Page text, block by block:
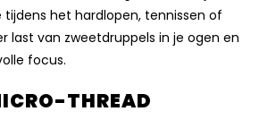
tijdens het hardlopen, tennissen of
last van zweetdruppels in je ogen en
focus.
THREAD